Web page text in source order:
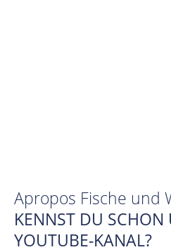
Apropos Fische und
KENNST DU SCHON
YOUTUBE-KANAL?